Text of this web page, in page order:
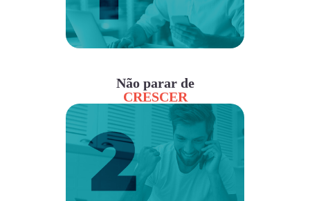
Não parar de
CRESCER